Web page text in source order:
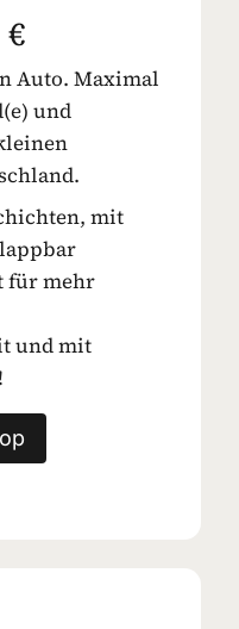
Auto. Maximal
und
mit
für mehr
und mit